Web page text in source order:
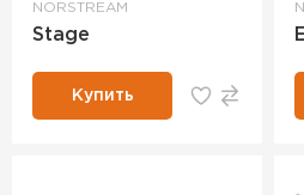
NORSTREAM
Stage
Купить